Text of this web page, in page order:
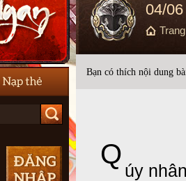
04/
Bạn có thích nội dung
Q
úy